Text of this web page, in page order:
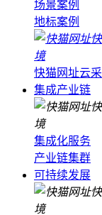
场景案例
地标案例
快猫网址云采
集成产业链
集成化服务
产业链集群
可持续发展